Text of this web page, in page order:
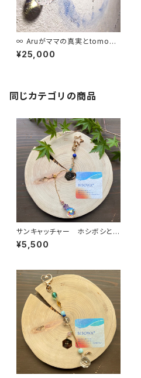
∞ Aruがママの真実とtomoni
∞
¥25,000
同じカテゴリの商品
サンキャッチャー ホシボシとア
ソブ唄
¥5,500